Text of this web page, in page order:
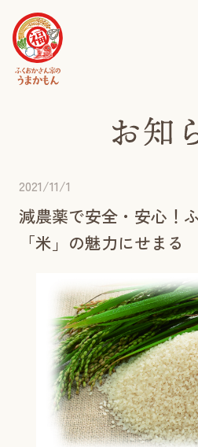
2021/11/1
減農薬で安全・安心！
「米」の魅力にせまる